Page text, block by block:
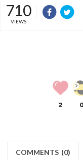
710
VIEWS
2 0
COMMENTS (0)